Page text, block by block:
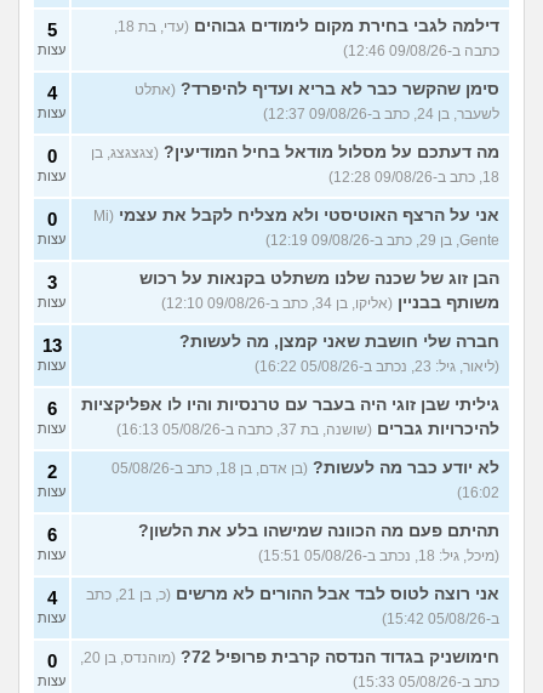
צלוליט בגיל הנעורים, מה
לעשות? (אנונימית, בת 16)
2
עצות
גבר שעיר או חלק? (מעיין, בן 14) 5
עצות
עוד שאלות חדשות במדור
דילמה לגבי בחירת מקום לימודים גבוהים
(עדי, בת 18,
כתבה ב-09/08/26 12:46)
5
עצות
סימן שהקשר כבר לא בריא ועדיף להיפרד? (אתלט
לשעבר, בן 24, כתב ב-09/08/26 12:37)
4
עצות
מה דעתכם על מסלול מודאל בחיל המודיעין? (צגצגצג, בן
18, כתב ב-09/08/26 12:28)
0
עצות
אני על הרצף האוטיסטי ולא מצליח לקבל את עצמי
(Mi
Gente, בן 29, כתב ב-09/08/26 12:19)
0
עצות
הבן זוג של שכנה שלנו משתלט בקנאות על רכוש
משותף בבניין (אליקו, בן 34, כתב ב-09/08/26 12:10)
3
עצות
חברה שלי חושבת שאני קמצן, מה לעשות?
(ליאור, גיל: 23, נכתב ב-05/08/26 16:22)
13
עצות
גיליתי שבן זוגי היה בעבר עם טרנסיות והיו לו אפליקציות
להיכרויות גברים (שושנה, בת 37, כתבה ב-05/08/26 16:13)
6
עצות
לא יודע כבר מה לעשות?
(בן אדם, בן 18, כתב ב-05/08/26
16:02)
2
עצות
תהיתם פעם מה הכוונה שמישהו בלע את הלשון?
(מיכל, גיל: 18, נכתב ב-05/08/26 15:51)
6
עצות
אני רוצה לטוס לבד אבל ההורים לא מרשים
(כ, בן 21, כתב
ב-05/08/26 15:42)
4
עצות
חימושניק בגדוד הנדסה קרבית פרופיל 72?
(מוהנדס, בן 20,
כתב ב-05/08/26 15:33)
0
עצות